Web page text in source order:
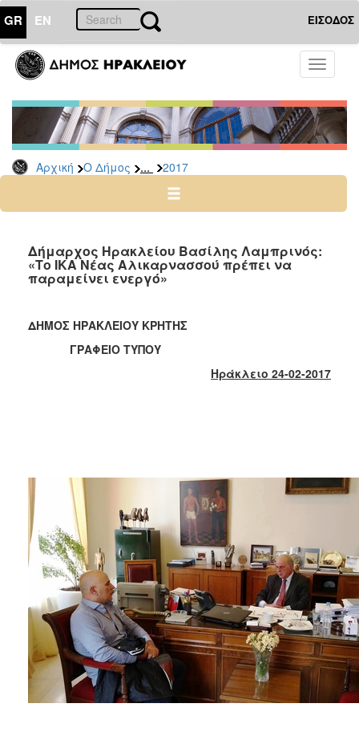
GR EN ΕΙΣΟΔΟΣ
Toggle
Αρχική Ο Δήμος ... 2017
ΔΗΜΟΣ
Δελτία
Τύπου
Αρχείο
2026
2024
2022
2021
2012
2011
2010
2006
ΤΟΠΟΣ
ΠΟΛΙΤΙΣΜΟΣ
Δήμαρχος Ηρακλείου Βασίλης Λαμπρινός:
«Το ΙΚΑ Νέας Αλικαρνασσού πρέπει να
παραμείνει ενεργό»
ΔΗΜΟΣ ΗΡΑΚΛΕΙΟΥ ΚΡΗΤΗΣ
ΓΡΑΦΕΙΟ ΤΥΠΟΥ
Ηράκλειο 24-02-2017